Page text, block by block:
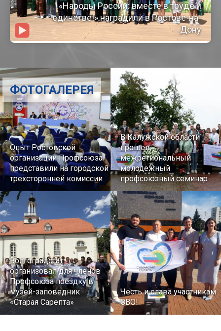
«Народы России: вместе в труде и
единстве!» наградили в Ростове-на-
Дону
Опыт Ростовской
организации Профсоюза
представили на городской
трехсторонней комиссии
В Калужской области
прошел
межрегиональный
молодежный
профсоюзный семинар
Волгоградстат
организовал для членов
Профсоюза поездку в
музей-заповедник
«Старая Сарепта»
Честь и слава участникам
СВО!
ФОТОГАЛЕРЕЯ